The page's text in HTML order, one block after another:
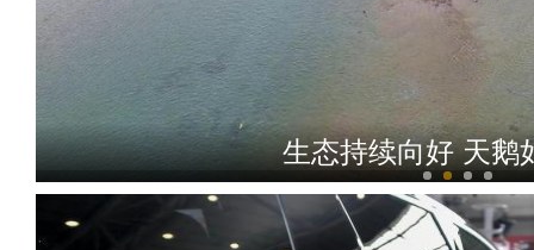
生态持续向好 天鹅